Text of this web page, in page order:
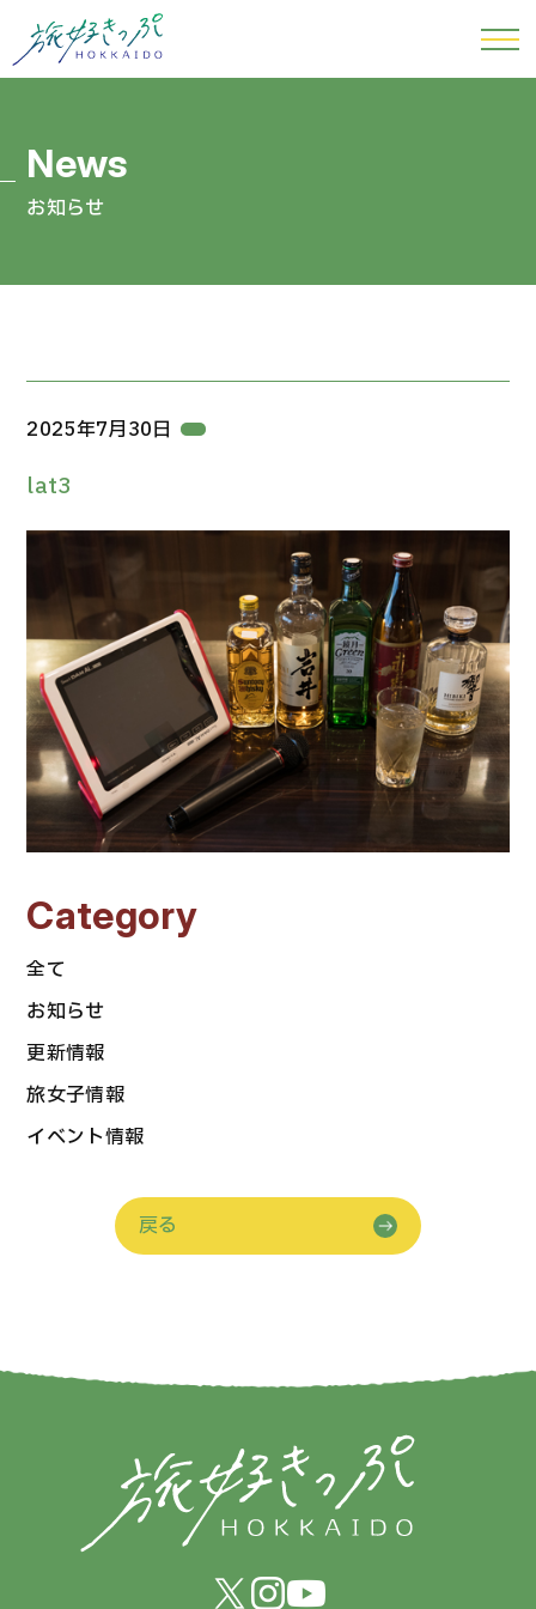
お知らせ
2025年7月30日
lat3
Category
全て
お知らせ
更新情報
旅女子情報
イベント情報
戻る